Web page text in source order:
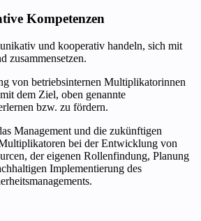
Kompetenzen
und kooperativ handeln, sich mit
zusammensetzen.
von betriebsinternen Multiplikatorinnen
dem Ziel, oben genannte
bzw. zu fördern.
Management und die zukünftigen
bei der Entwicklung von
der eigenen Rollenfindung, Planung
Implementierung des